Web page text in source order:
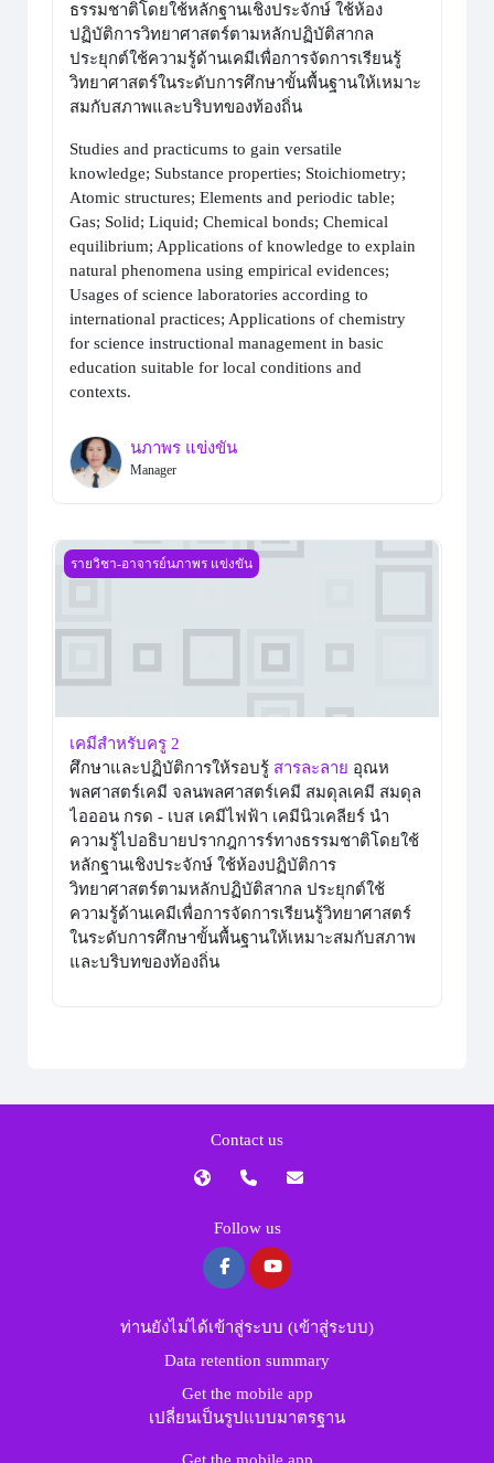
ธรรมชาติโดยใช้หลักฐานเชิงประจักษ์ ใช้ห้อง
ปฏิบัติการวิทยาศาสตร์ตามหลักปฏิบัติสากล
ประยุกต์ใช้ความรู้ด้านเคมีเพื่อการจัดการเรียนรู้
วิทยาศาสตร์ในระดับการศึกษาขั้นพื้นฐานให้เหมาะ
สมกับสภาพและบริบทของท้องถิ่น
Studies and practicums to gain versatile
knowledge; Substance properties; Stoichiometry;
Atomic structures; Elements and periodic table;
Gas; Solid; Liquid; Chemical bonds; Chemical
equilibrium; Applications of knowledge to explain
natural phenomena using empirical evidences;
Usages of science laboratories according to
international practices; Applications of chemistry
for science instructional management in basic
education suitable for local conditions and
contexts.
นภาพร แข่งขัน
Manager
เคมีสำหรับครู 2
รายวิชา-อาจารย์นภาพร แข่งขัน
เคมีสำหรับครู 2
ศึกษาและปฏิบัติการให้รอบรู้ สารละลาย อุณห
พลศาสตร์เคมี จลนพลศาสตร์เคมี สมดุลเคมี สมดุล
ไอออน กรด - เบส เคมีไฟฟ้า เคมีนิวเคลียร์ นำ
ความรู้ไปอธิบายปรากฎการร์ทางธรรมชาติโดยใช้
หลักฐานเชิงประจักษ์ ใช้ห้องปฏิบัติการ
วิทยาศาสตร์ตามหลักปฏิบัติสากล ประยุกต์ใช้
ความรู้ด้านเคมีเพื่อการจัดการเรียนรู้วิทยาศาสตร์
ในระดับการศึกษาขั้นพื้นฐานให้เหมาะสมกับสภาพ
และบริบทของท้องถิ่น
Contact us
Follow us
ท่านยังไม่ได้เข้าสู่ระบบ (เข้าสู่ระบบ)
Data retention summary
Get the mobile app
เปลี่ยนเป็นรูปแบบมาตรฐาน
Get the mobile app